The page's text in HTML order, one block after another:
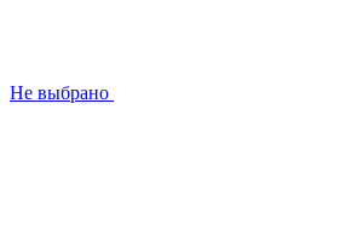
Не выбрано